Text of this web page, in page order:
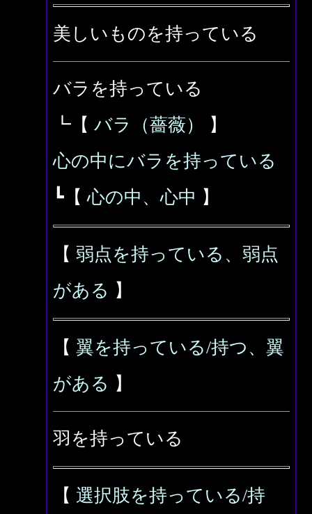
美しいものを持っている
バラを持っている
┗【 バラ（薔薇）
】
心の中にバラを持っている
┗【心の中、心中 】
【 弱点を持っている、弱点
がある 】
【 翼を持っている/持つ、翼
がある 】
羽を持っている
【 選択肢を持っている/持